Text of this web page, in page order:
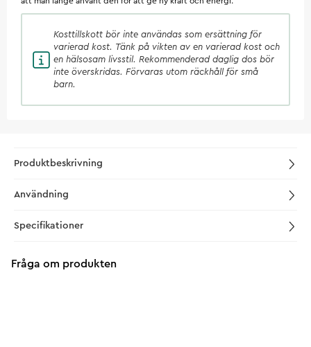
Kosttillskott bör inte användas som ersättning för
varierad kost. Tänk på vikten av en varierad kost och
en hälsosam livsstil. Rekommenderad daglig dos bör
inte överskridas. Förvaras utom räckhåll för små
barn.
Produktbeskrivning
Användning
Specifikationer
Fråga om produkten